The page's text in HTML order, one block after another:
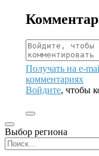
Получать на
комментариях
Войдите, чтобы
Выбор региона